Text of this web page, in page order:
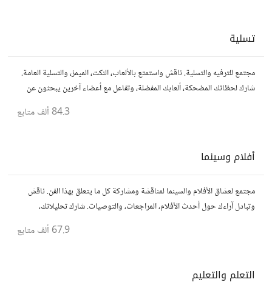
تسلية
مجتمع للترفيه والتسلية. ناقش واستمتع بالألعاب، النكت، الميمز، والتسلية العامة.
شارك لحظاتك المضحكة، ألعابك المفضلة، وتفاعل مع أعضاء آخرين يبحثون عن
84.3 ألف متابع
أفلام وسينما
مجتمع لعشاق الأفلام والسينما لمناقشة ومشاركة كل ما يتعلق بهذا الفن. ناقش
وتبادل آراءك حول أحدث الأفلام، المراجعات، والتوصيات. شارك تحليلاتك،
قصصك، واستمتع بنقاشات حول الأفلام والمخرجين والسيناريوهات.
67.9 ألف متابع
التعلم والتعليم